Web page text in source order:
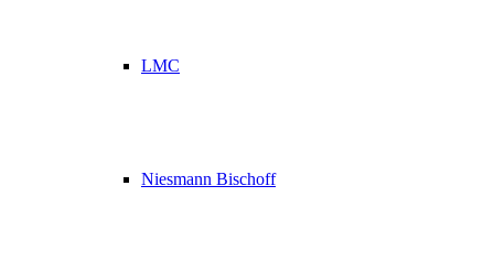
LMC
Niesmann Bischoff